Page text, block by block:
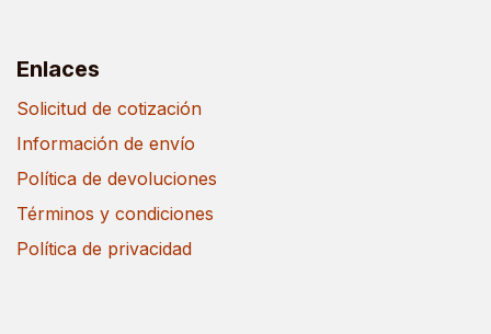
Enlaces
Solicitud de cotización
Información de envío
Política de devoluciones
Términos y condiciones
Política de privacidad